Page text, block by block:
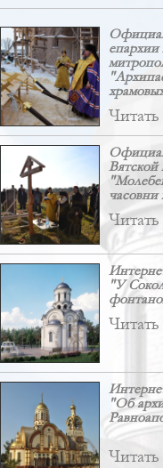
епархии
часовни
"У
"Об